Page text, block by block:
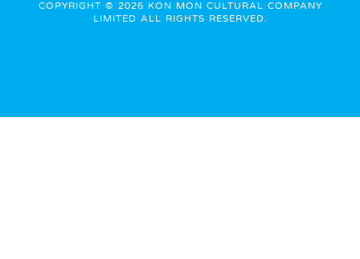
COPYRIGHT © 2026 KON MON CULTURAL COMPANY
LIMITED ALL RIGHTS RESERVED.